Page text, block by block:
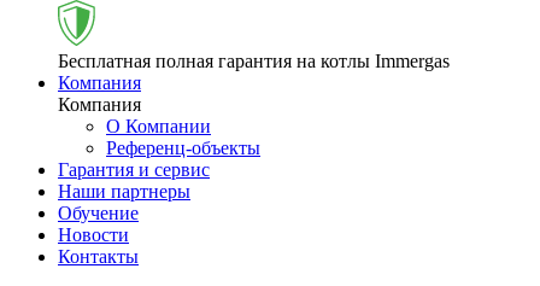
Бесплатная полная гарантия на котлы Immergas
Компания
Компания
О Компании
Референц-объекты
Гарантия и сервис
Наши партнеры
Обучение
Новости
Контакты